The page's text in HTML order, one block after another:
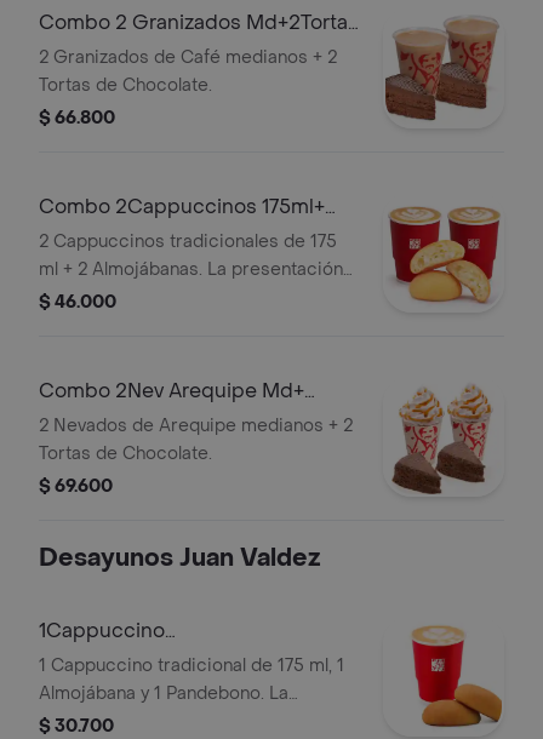
Combo 2 Granizados Md+2Tortas
Chocolate
2 Granizados de Café medianos + 2
Tortas de Chocolate.
$ 66.800
Combo 2Cappuccinos 175ml+
2Almojabanas
2 Cappuccinos tradicionales de 175
ml + 2 Almojábanas. La presentación
del Cappuccino puede variar
transporte para pedidos a domicilio.
$ 46.000
Combo 2Nev Arequipe Md+
2TortasChocolate
2 Nevados de Arequipe medianos + 2
Tortas de Chocolate.
$ 69.600
Desayunos Juan Valdez
1Cappuccino
175ml+1Almojabana+1Pandebono
1 Cappuccino tradicional de 175 ml, 1
Almojábana y 1 Pandebono. La
presentación del Cappuccino puede
$ 30.700